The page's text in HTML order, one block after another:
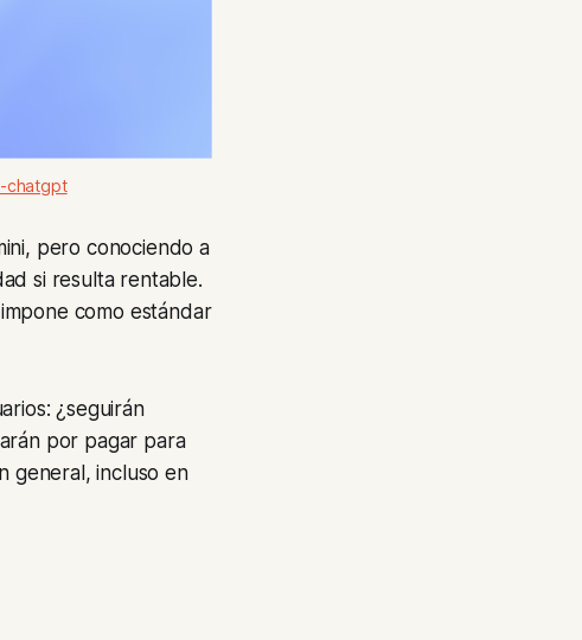
chatgpt
pero conociendo a
si resulta rentable.
como estándar
¿seguirán
por pagar para
general, incluso en